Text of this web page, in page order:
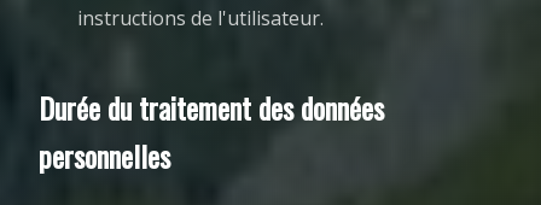
instructions de l'utilisateur.
Durée du traitement des données
personnelles